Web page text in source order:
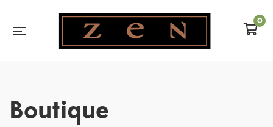
0
Boutique